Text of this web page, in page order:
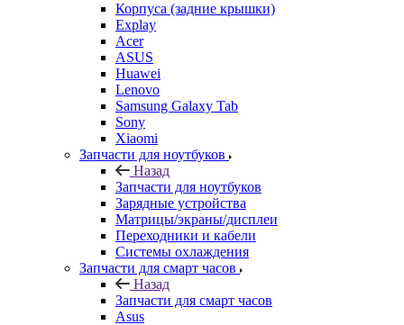
Huawei
Lenovo
Samsung Galaxy Tab
Sony
Xiaomi
Запчасти для ноутбуков
Назад
Запчасти для ноутбуков
Зарядные устройства
Матрицы/экраны/дисплеи
Переходники и кабели
Системы охлаждения
Запчасти для смарт часов
Назад
Запчасти для смарт часов
Asus
Samsung
Аксессуары
Назад